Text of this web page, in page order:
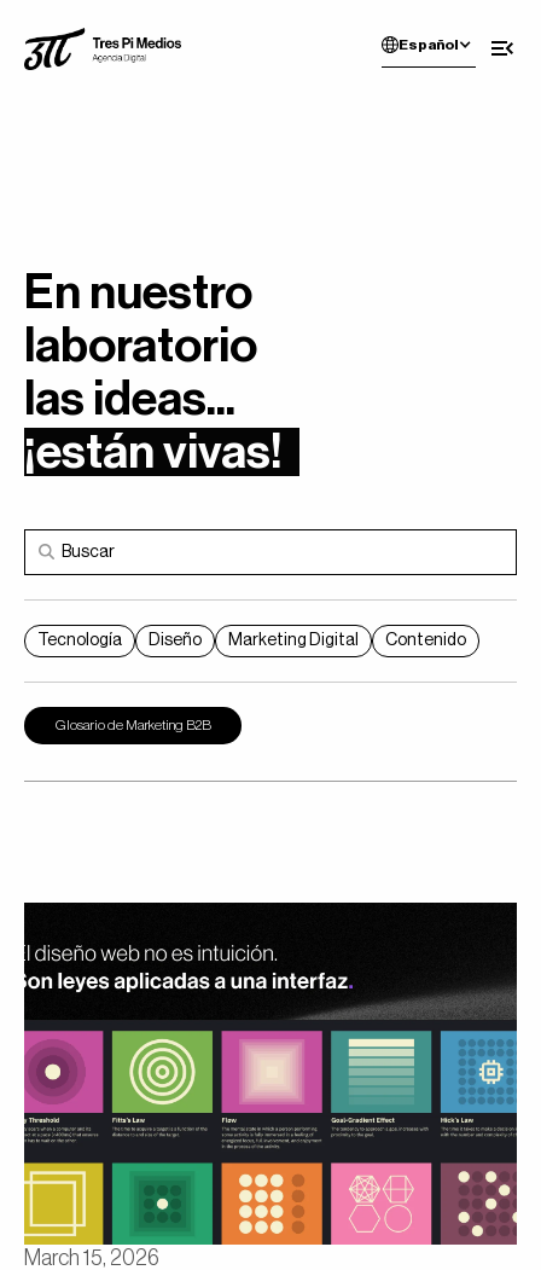
Español
En nuestro
laboratorio
las ideas...
¡están vivas!
Tecnología Diseño Marketing Digital Contenido
Glosario de Marketing B2B
March 15, 2026